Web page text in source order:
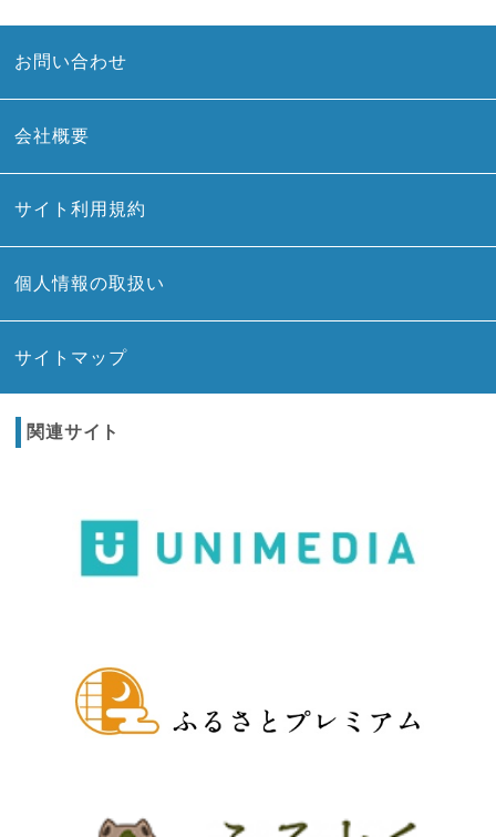
お問い合わせ
会社概要
サイト利用規約
個人情報の取扱い
サイトマップ
関連サイト